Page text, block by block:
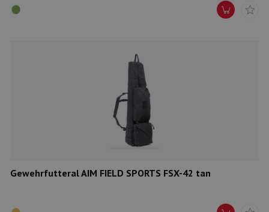
Gewehrfutteral AIM FIELD SPORTS FSX-42 tan